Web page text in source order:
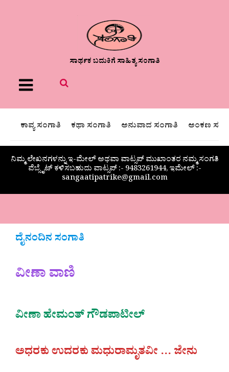
ಸಾರ್ಥಕ ಬದುಕಿಗೆ ಸಾಹಿತ್ಯ ಸಂಗಾತಿ
Menu
ಕಾವ್ಯ ಸಂಗಾತಿ ಕಥಾ ಸಂಗಾತಿ ಅನುವಾದ ಸಂಗಾತಿ ಅಂಕಣ
ನಿಮ್ಮ ಲೇಖನಗಳನ್ನು ಇ-ಮೇಲ್ ಅಥವಾ ವಾಟ್ಸಪ್ ಮುಖಾಂತರ ನಮ್ಮ ಸಂಗತಿ
ವೆಬ್ಸೈಟ್ ಕಳಿಸಬಹುದು ವಾಟ್ಸಪ್‌ :- 9483261944, ಇಮೇಲ್ :-
sangaatipatrike@gmail.com
ದೈನಂದಿನ ಸಂಗಾತಿ
ವೀಣಾ ವಾಣಿ
ವೀಣಾ ಹೇಮಂತ್‌ ಗೌಡಪಾಟೀಲ್
ಅಧರಕು ಉದರಕು ಮಧುರಾಮೃತವೀ … ಜೇನು